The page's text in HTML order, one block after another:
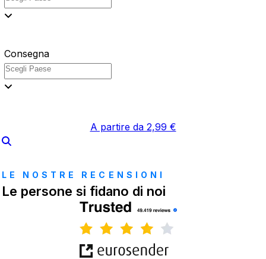
Consegna
A partire da 2,99 €
LE NOSTRE RECENSIONI
Le persone si fidano di noi